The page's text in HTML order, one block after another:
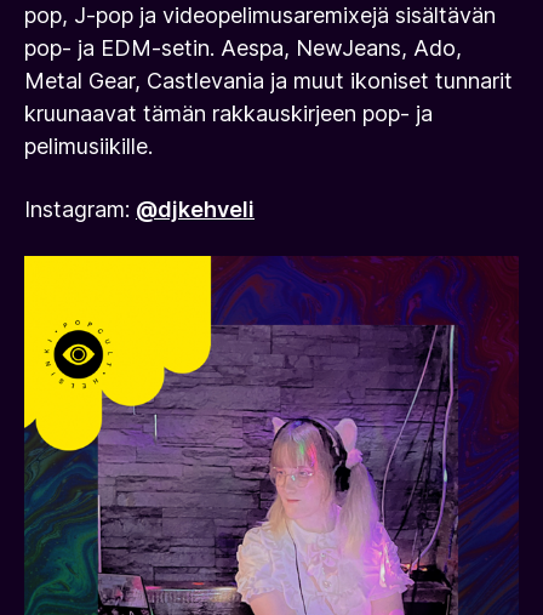
pop, J-pop ja videopelimusaremixejä sisältävän
pop- ja EDM-setin. Aespa, NewJeans, Ado,
Metal Gear, Castlevania ja muut ikoniset tunnarit
kruunaavat tämän rakkauskirjeen pop- ja
pelimusiikille.
Instagram: @djkehveli